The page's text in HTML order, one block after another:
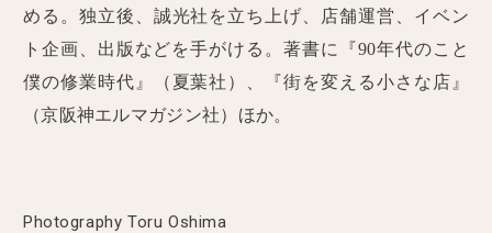
める。独立後、誠光社を立ち上げ、店舗運営、イベン
ト企画、出版などを手がける。著書に『90年代のこと
僕の修業時代』（夏葉社）、『街を変える小さな店』
（京阪神エルマガジン社）ほか。
Photography Toru Oshima